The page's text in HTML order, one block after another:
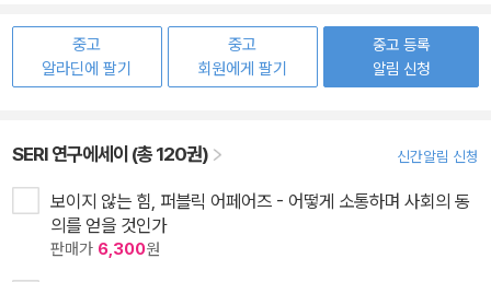
중고
알라딘에 팔기
중고
회원에게 팔기
중고 등록
알림 신청
SERI 연구에세이 (총 120권) 신간알림 신청
보이지 않는 힘, 퍼블릭 어페어즈 - 어떻게 소통하며 사회의 동
의를 얻을 것인가
판매가 6,300원